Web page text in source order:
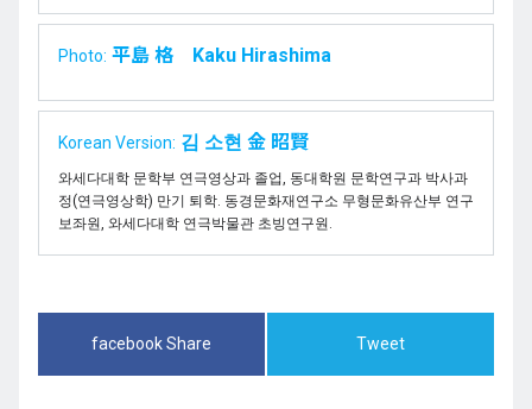
Photo: 平島 格 Kaku Hirashima
Korean Version: 김 소현 金 昭賢
와세다대학 문학부 연극영상과 졸업, 동대학원 문학연구과 박사과
정(연극영상학) 만기 퇴학. 동경문화재연구소 무형문화유산부 연구
보좌원, 와세다대학 연극박물관 초빙연구원.
facebook Share Tweet